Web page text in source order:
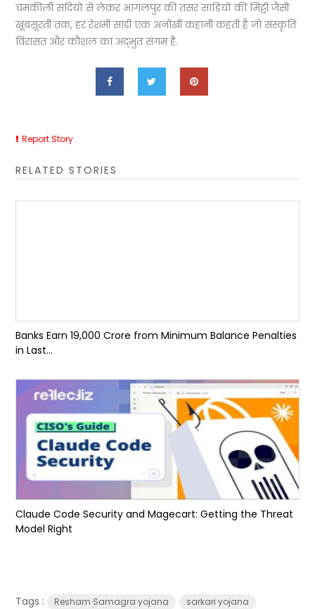
चमकीली सदियों से लेकर भागलपुर की तसर साड़ियों की मिट्टी जैसी
खूबसूरती तक, हर रेशमी साड़ी एक अनोखी कहानी कहती है जो संस्कृति
विरासत और कौशल का अद्भुत संगम है.
Report Story
RELATED STORIES
Banks Earn ₹19,000 Crore from Minimum Balance Penalties
in Last...
Claude Code Security and Magecart: Getting the Threat
Model Right
Tags : Resham Samagra yojana sarkari yojana